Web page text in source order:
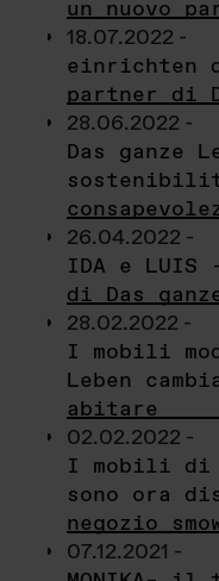
un nuovo
18.07.2022 -
einrichten
partner di
28.06.2022 -
Das ganze
26.04.2022 -
IDA e
di Das
28.02.2022 -
I mobili
Leben
abitare
02.02.2022 -
I mobili di
sono ora
negozio
07.12.2021 -